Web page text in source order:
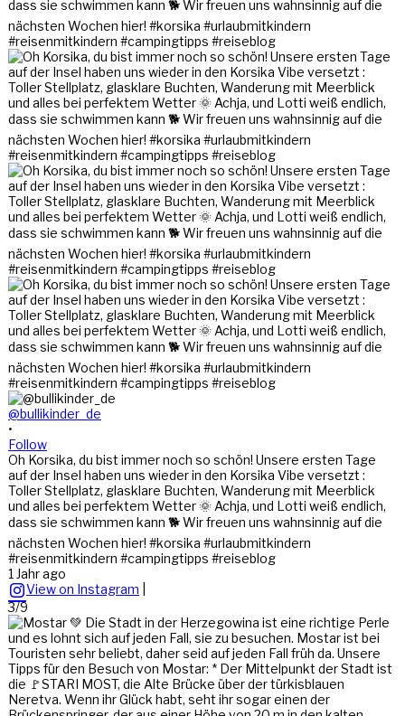
@bullikinder_de
•
Follow
Oh Korsika, du bist immer noch so schön! Unsere ersten Tage
auf der Insel haben uns wieder in den Korsika Vibe versetzt :
Toller Stellplatz, glasklare Buchten, Wanderung mit Meerblick
und alles bei perfektem Wetter 🌞 Achja, und Lotti weiß endlich,
dass sie schwimmen kann 🐕 Wir freuen uns wahnsinnig auf die
nächsten Wochen hier! #korsika #urlaubmitkindern
#reisenmitkindern #campingtipps #reiseblog
1 Jahr ago
View on Instagram
3/9